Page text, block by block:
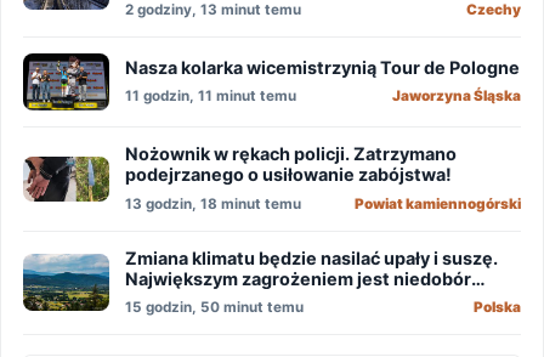
2 godziny, 13 minut temu Czechy
Nasza kolarka wicemistrzynią Tour de Pologne
11 godzin, 11 minut temu Jaworzyna Śląska
Nożownik w rękach policji. Zatrzymano
podejrzanego o usiłowanie zabójstwa!
13 godzin, 18 minut temu Powiat kamiennogórski
Zmiana klimatu będzie nasilać upały i suszę.
Największym zagrożeniem jest niedobór
wody
15 godzin, 50 minut temu Polska